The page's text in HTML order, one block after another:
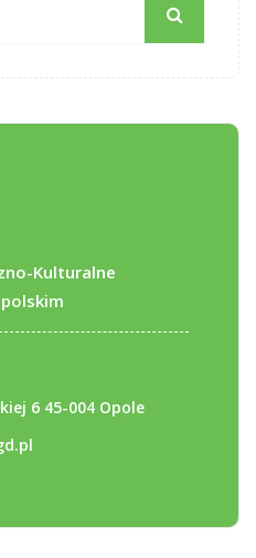
Kulturalne
6 45-004 Opole